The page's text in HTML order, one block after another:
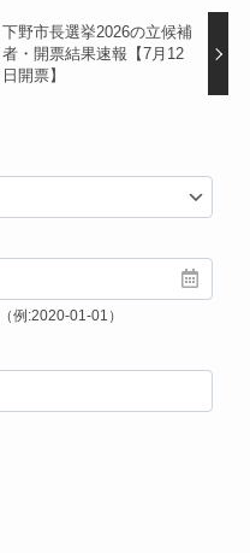
下野市長選挙2026の立候補
者・開票結果速報【7月12
日開票】
（例:2020-01-01）